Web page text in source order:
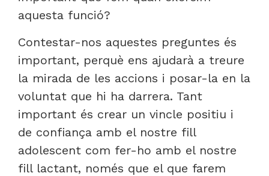
aquesta funció?
Contestar-nos aquestes preguntes és
important, perquè ens ajudarà a treure
la mirada de les accions i posar-la en la
voluntat que hi ha darrera. Tant
important és crear un vincle positiu i
de confiança amb el nostre fill
adolescent com fer-ho amb el nostre
fill lactant, només que el que farem